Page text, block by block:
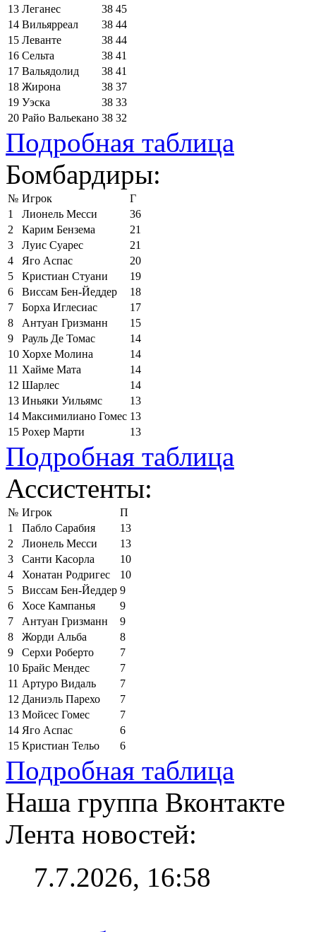
13 Леганес 38 45
14 Вильярреал 38 44
15 Леванте 38 44
16 Сельта 38 41
17 Вальядолид 38 41
18 Жирона 38 37
19 Уэска 38 33
20 Райо Вальекано 38 32
Подробная таблица
Бомбардиры:
№ Игрок
Г
1
Лионель Месси
36
2
Карим Бензема
21
3
Луис Суарес
21
4
Яго Аспас
20
5
Кристиан Стуани
19
6
Виссам Бен-Йеддер
18
7
Борха Иглесиас
17
8
Антуан Гризманн
15
9
Рауль Де Томас
14
10 Хорхе Молина
14
11 Хайме Мата
14
12 Шарлес
14
13 Иньяки Уильямс
13
14 Максимилиано Гомес 13
15 Рохер Марти 13
Подробная таблица
Ассистенты:
№ Игрок
П
1
Пабло Сарабия
13
2
Лионель Месси
13
3
Санти Касорла
10
4
Хонатан Родригес
10
5
Виссам Бен-Йеддер 9
6
Хосе Кампанья
9
7
Антуан Гризманн
9
8
Жорди Альба
8
9
Серхи Роберто
7
10 Брайс Мендес
7
11 Артуро Видаль
7
12 Даниэль Парехо
7
13 Мойсес Гомес
7
14 Яго Аспас
6
15 Кристиан Тельо 6
Подробная таблица
Наша группа Вконтакте
Лента новостей:
7.7.2026, 16:58